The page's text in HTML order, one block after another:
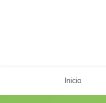
Inicio